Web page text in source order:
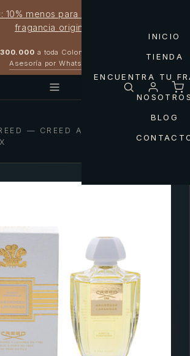
10% menos para estrenar tu próxima
fragancia original
a toda Colombia
Asesoría por WhatsApp
INICIO
TIENDA
ENCUENTRA TU
BLOG
— CREED ACQUA ABERDEEN